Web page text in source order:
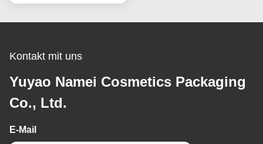
Verpackung Kontakte
Kontakt mit uns
Yuyao Namei Cosmetics Packaging
Co., Ltd.
E-Mail